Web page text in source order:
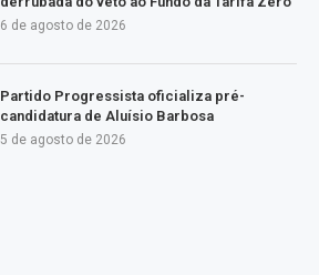
6 de agosto de 2026
Partido Progressista oficializa pré-
candidatura de Aluísio Barbosa
5 de agosto de 2026